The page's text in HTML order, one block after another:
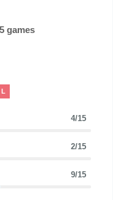
games
L
4/15
2/15
9/15